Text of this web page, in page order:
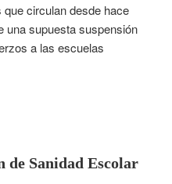
circulan desde hace
una supuesta suspensión
a las escuelas
de Sanidad Escolar